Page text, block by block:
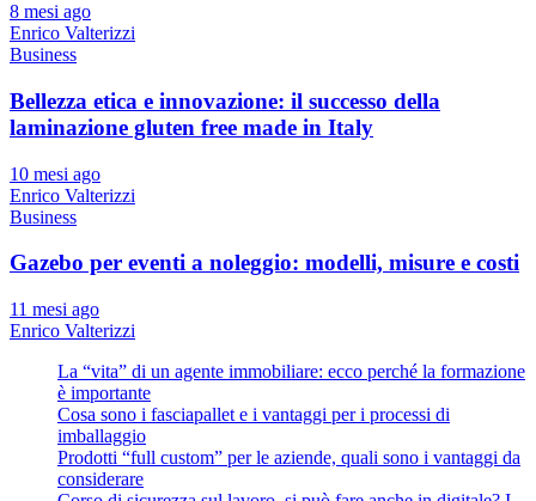
8 mesi ago
Enrico Valterizzi
Business
Bellezza etica e innovazione: il successo della
laminazione gluten free made in Italy
10 mesi ago
Enrico Valterizzi
Business
Gazebo per eventi a noleggio: modelli, misure e costi
11 mesi ago
Enrico Valterizzi
La “vita” di un agente immobiliare: ecco perché la formazione
è importante
Cosa sono i fasciapallet e i vantaggi per i processi di
imballaggio
Prodotti “full custom” per le aziende, quali sono i vantaggi da
considerare